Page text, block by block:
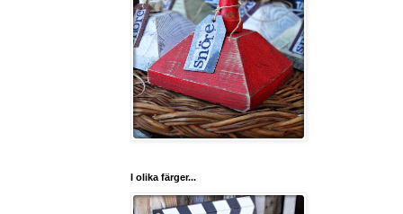
I olika färger...